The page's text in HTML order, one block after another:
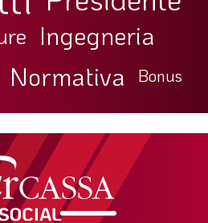
Ingegneria
Normativa Bonus